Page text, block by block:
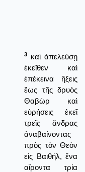
3
καὶ ἀπελεύσῃ
ἐκεῖθεν καὶ
ἐπέκεινα ἥξεις
ἕως τῆς δρυὸς
Θαβὼρ καὶ
εὑρήσεις ἐκεῖ
τρεῖς ἄνδρας
ἀναβαίνοντας
πρὸς τὸν Θεὸν
εἰς Βαιθήλ, ἕνα
αἴροντα τρία